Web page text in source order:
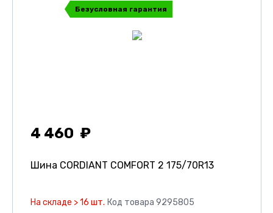
Безусловная гарантия
4 460
Шина CORDIANT COMFORT 2 175/70R13
На складе > 16 шт. Код товара 9295805